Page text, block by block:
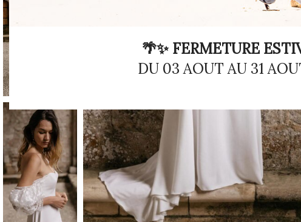
🌴✨ FERMETURE
DU 03 AOUT AU 31